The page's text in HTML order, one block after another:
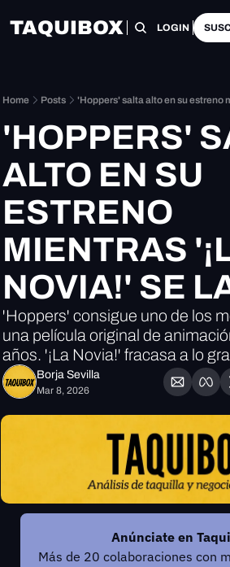
TAQUIBOX
HOME CATEGORÍAS
LOGIN
Home Posts 'Hoppers' salta alto en su estreno
'HOPPERS'
ALTO EN SU
ESTRENO
MIENTRAS
NOVIA!' SE
'Hoppers' consigue uno de los
una película original de
años. '¡La Novia!' fracasa a lo
Borja Sevilla
Mar 8, 2026
Anúnciate en
Más de 20 colaboraciones con